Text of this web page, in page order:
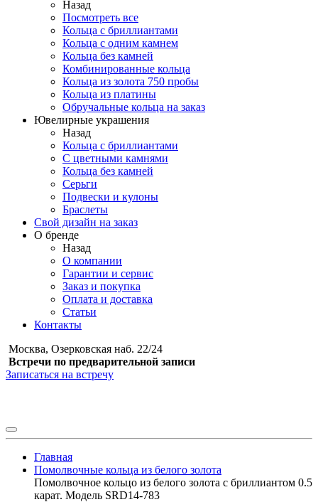
Назад
Посмотреть все
Кольца с бриллиантами
Кольца с одним камнем
Кольца без камней
Комбинированные кольца
Кольца из золота 750 пробы
Кольца из платины
Обручальные кольца на заказ
Ювелирные украшения
Назад
Кольца с бриллиантами
С цветными камнями
Кольца без камней
Серьги
Подвески и кулоны
Браслеты
Свой дизайн на заказ
О бренде
Назад
О компании
Гарантии и сервис
Заказ и покупка
Оплата и доставка
Статьи
Контакты
Москва, Озерковская наб. 22/24
Встречи по предварительной записи
Записаться на встречу
Главная
Помолвочные кольца из белого золота
Помолвочное кольцо из белого золота с бриллиантом 0.5
карат. Модель SRD14-783